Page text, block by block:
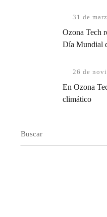
31 de
Ozona Tech
Día Mundial
26 de
En Ozona
climático
Buscar: